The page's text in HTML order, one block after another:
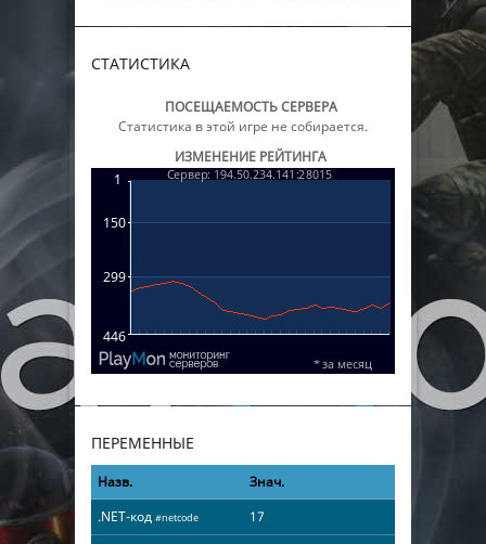
СТАТИСТИКА
ПОСЕЩАЕМОСТЬ СЕРВЕРА
Статистика в этой игре не собирается.
ИЗМЕНЕНИЕ РЕЙТИНГА
ПЕРЕМЕННЫЕ
Назв.
Знач.
.NET-код #netcode
17